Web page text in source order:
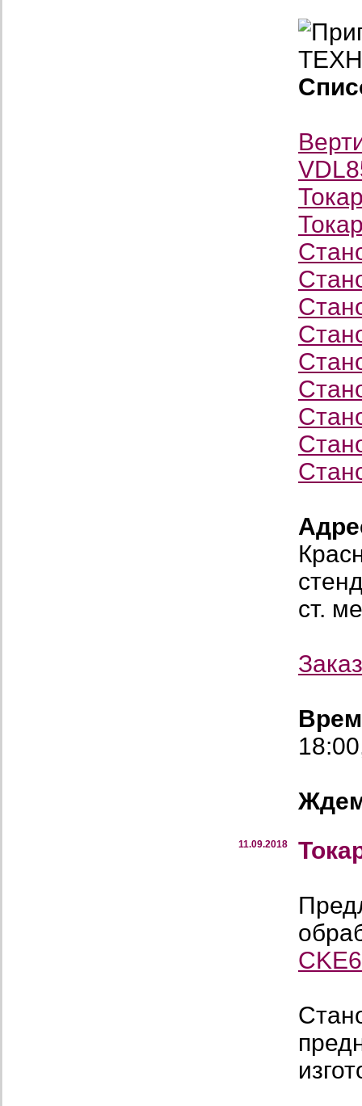
ст.
11.09.2018